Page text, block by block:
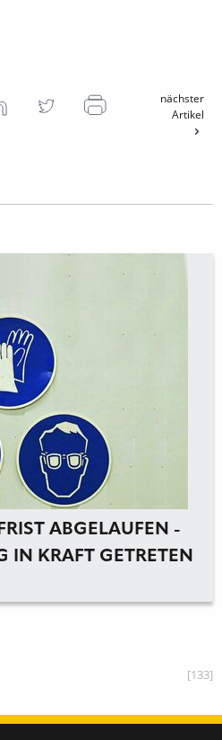
nächster
Artikel
ABGELAUFEN -
IN KRAFT GETRETEN
[133]